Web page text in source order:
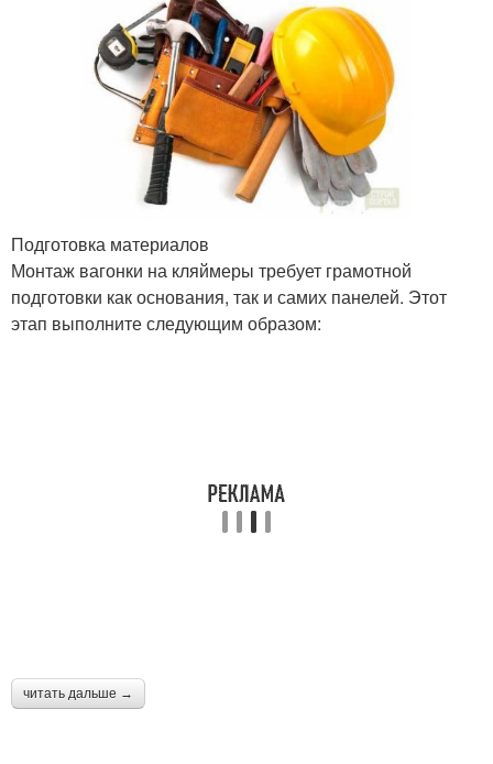
Подготовка материалов
Монтаж вагонки на кляймеры требует грамотной
подготовки как основания, так и самих панелей. Этот
этап выполните следующим образом:
читать дальше →